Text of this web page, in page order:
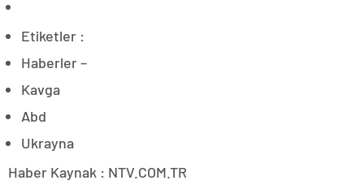
Etiketler :
Haberler –
Kavga
Abd
Ukrayna
Haber Kaynak : NTV.COM.TR